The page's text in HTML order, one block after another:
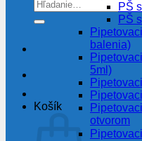
Košík
PŠ
PŠ
balenia)
5ml)
otvorom